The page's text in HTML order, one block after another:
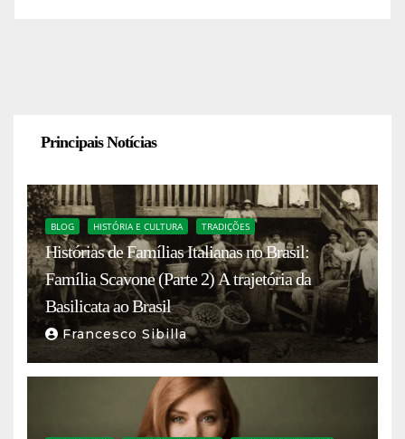
Principais Notícias
BLOG HISTÓRIA E CULTURA TRADIÇÕES
Histórias de Famílias Italianas no Brasil:
Família Scavone (Parte 2) A trajetória da
Basilicata ao Brasil
Francesco Sibilla